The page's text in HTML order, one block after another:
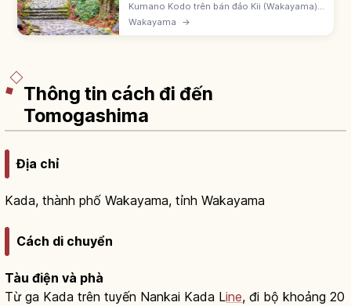
Kumano Kodo trên bán đảo Kii (Wakayama)
nối Kumano Sanzan: Hongu, Hayatama,
Nachi Taisha. UNESCO 2004. Đường lát đá
Wakayama →
Thông tin cách đi đến
Tomogashima
Địa chỉ
Kada, thành phố Wakayama, tỉnh Wakayama
Cách di chuyển
Tàu điện và phà
Từ ga Kada trên tuyến Nankai Kada Line, đi bộ khoảng 20